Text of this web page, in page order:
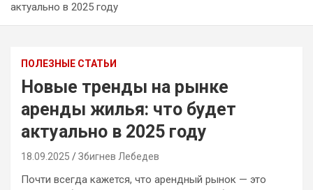
актуально в 2025 году
ПОЛЕЗНЫЕ СТАТЬИ
Новые тренды на рынке
аренды жилья: что будет
актуально в 2025 году
18.09.2025 Збигнев Лебедев
Почти всегда кажется, что арендный рынок — это